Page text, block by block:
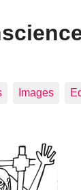
Images